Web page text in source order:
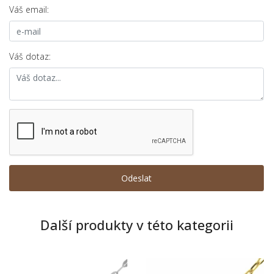
Váš email:
Váš dotaz:
Další produkty v této kategorii